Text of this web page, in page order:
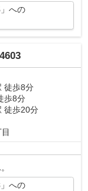
への
徒歩8分
歩8分
徒歩20分
への